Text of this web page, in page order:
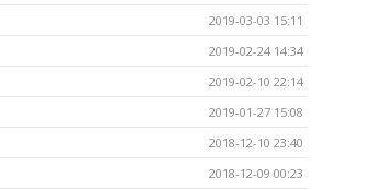
2019-03-03 15:11
2019-02-24 14:34
2019-02-10 22:14
2019-01-27 15:08
2018-12-10 23:40
2018-12-09 00:23